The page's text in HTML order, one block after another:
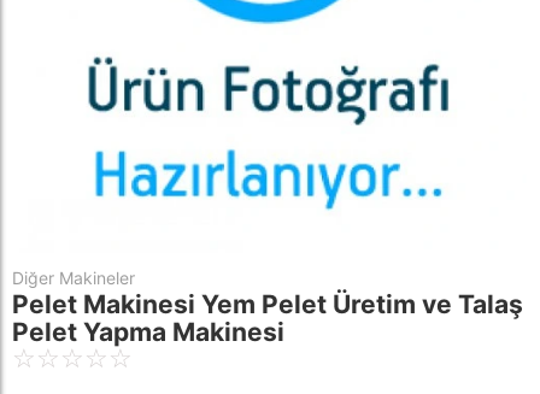
Diğer Makineler
Pelet Makinesi Yem Pelet Üretim ve Talaş
Pelet Yapma Makinesi
☆☆☆☆☆